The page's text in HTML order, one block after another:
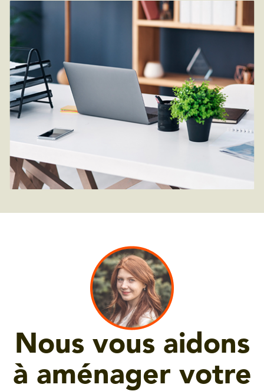
Nous vous aidons
à aménager votre